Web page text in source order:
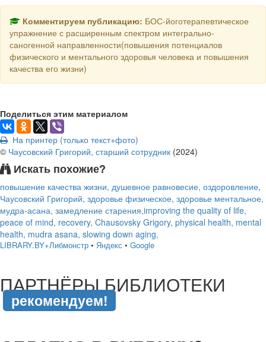
Комментируем публикацию: БОС-йоготерапевтическое
упражнение с расширенным спектром интегрально-
саногенной направленности(повышения потенциалов
физического и ментального здоровья человека и повышения
качества его жизни)
Поделиться этим материалом
На принтер (только текст+фото)
© Чаусовский Григорий, старший сотрудник (2024)
Искать похожие?
повышение качества жизни, душевное равновесие, оздоровление,
Чаусовский Григорий, здоровье физическое, здоровье ментальное,
мудра-асана, замедление старения,improving the quality of life,
peace of mind, recovery, Chausovsky Grigory, physical health, mental
health, mudra asana, slowing down aging,
LIBRARY.BY+Либмонстр • Яндекс • Google
ПАРТНЁРЫ БИБЛИОТЕКИ
рекомендуем!